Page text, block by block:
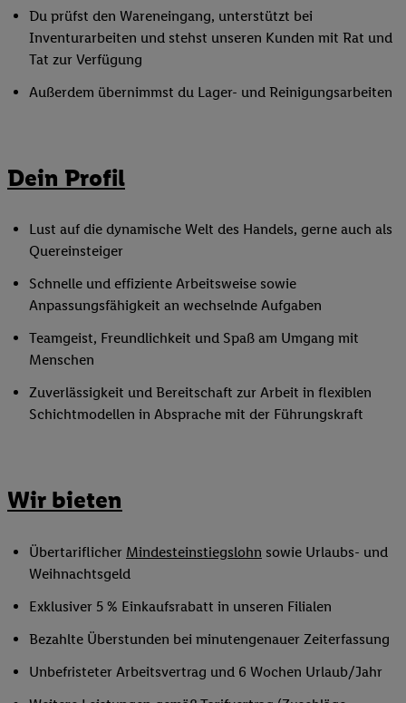
Du prüfst den Wareneingang, unterstützt bei
Inventurarbeiten und stehst unseren Kunden mit Rat und
Tat zur Verfügung
Außerdem übernimmst du Lager- und Reinigungsarbeiten
Dein Profil
Lust auf die dynamische Welt des Handels, gerne auch als
Quereinsteiger
Schnelle und effiziente Arbeitsweise sowie
Anpassungsfähigkeit an wechselnde Aufgaben
Teamgeist, Freundlichkeit und Spaß am Umgang mit
Menschen
Zuverlässigkeit und Bereitschaft zur Arbeit in flexiblen
Schichtmodellen in Absprache mit der Führungskraft
Wir bieten
Übertariflicher Mindesteinstiegslohn sowie Urlaubs- und
Weihnachtsgeld
Exklusiver 5 % Einkaufsrabatt in unseren Filialen
Bezahlte Überstunden bei minutengenauer Zeiterfassung
Unbefristeter Arbeitsvertrag und 6 Wochen Urlaub/Jahr